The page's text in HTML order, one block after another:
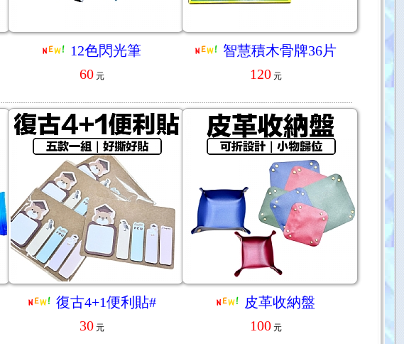
12色閃光筆
60元
智慧積木骨牌36片
120元
復古4+1便利貼#
30元
皮革收納盤
100元